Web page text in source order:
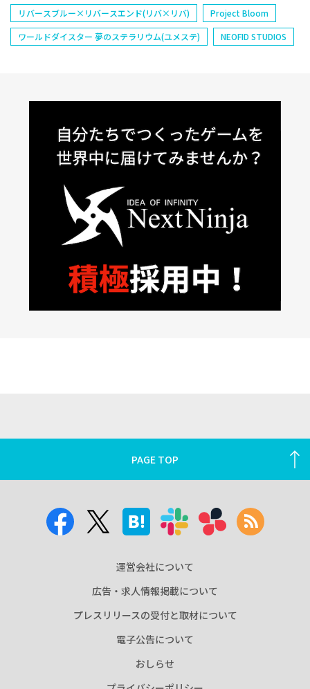
リバースブルー×リバースエンド(リバ×リバ)
Project Bloom
ワールドダイスター 夢のステラリウム(ユメステ)
NEOFID STUDIOS
PAGE TOP
運営会社について
広告・求人情報掲載について
プレスリリースの受付と取材について
電子公告について
おしらせ